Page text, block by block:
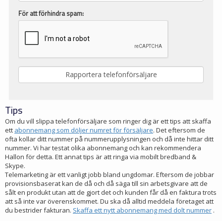
För att förhindra spam:
Tips
Om du vill slippa telefonförsäljare som ringer dig är ett tips att skaffa
ett abonnemang som döljer numret för försäljare. Det eftersom de
ofta kollar ditt nummer på nummerupplysningen och då inte hittar ditt
nummer. Vi har testat olika abonnemang och kan rekommendera
Hallon för detta. Ett annat tips är att ringa via mobilt bredband &
Skype.
Telemarketing är ett vanligt jobb bland ungdomar. Eftersom de jobbar
provisionsbaserat kan de då och då säga till sin arbetsgivare att de
sålt en produkt utan att de gjort det och kunden får då en faktura trots
att så inte var överenskommet. Du ska då alltid meddela företaget att
du bestrider fakturan. Skaffa ett nytt abonnemang med dolt nummer .